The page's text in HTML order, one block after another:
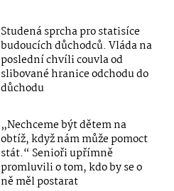
Studená sprcha pro statisíce
budoucích důchodců. Vláda na
poslední chvíli couvla od
slibované hranice odchodu do
důchodu
„Nechceme být dětem na
obtíž, když nám může pomoct
stát.“ Senioři upřímně
promluvili o tom, kdo by se o
ně měl postarat